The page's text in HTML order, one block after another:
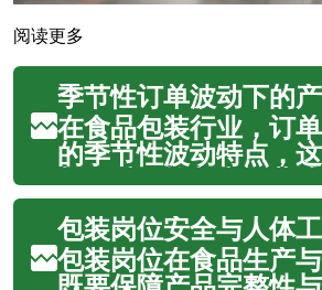
阅读更多
在食品包装行业，订
的季节性波动特点，
划、质量控制和运营
战。有效的产能调整
保证包装（
（hygiene）标准的前
包装岗位在食品生产